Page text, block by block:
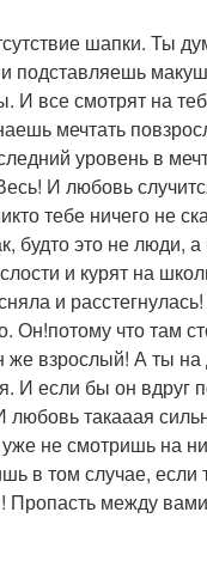
шапки. Ты
подставляешь
И все смотрят на
мечтать
уровень в
И любовь
тебе ничего не
будто это не люди,
и курят на
и
Он!потому что там
же взрослый! А ты
И если бы он вдруг
такааая
не смотришь на
в том случае, если
между